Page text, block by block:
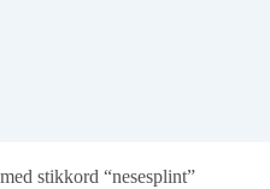
stikkord “nesesplint”